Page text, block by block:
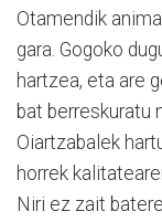
Otamendik
gara. Gogoko
hartzea, eta are
bat berreskuratu
Oiartzabalek
horrek
Niri ez zait